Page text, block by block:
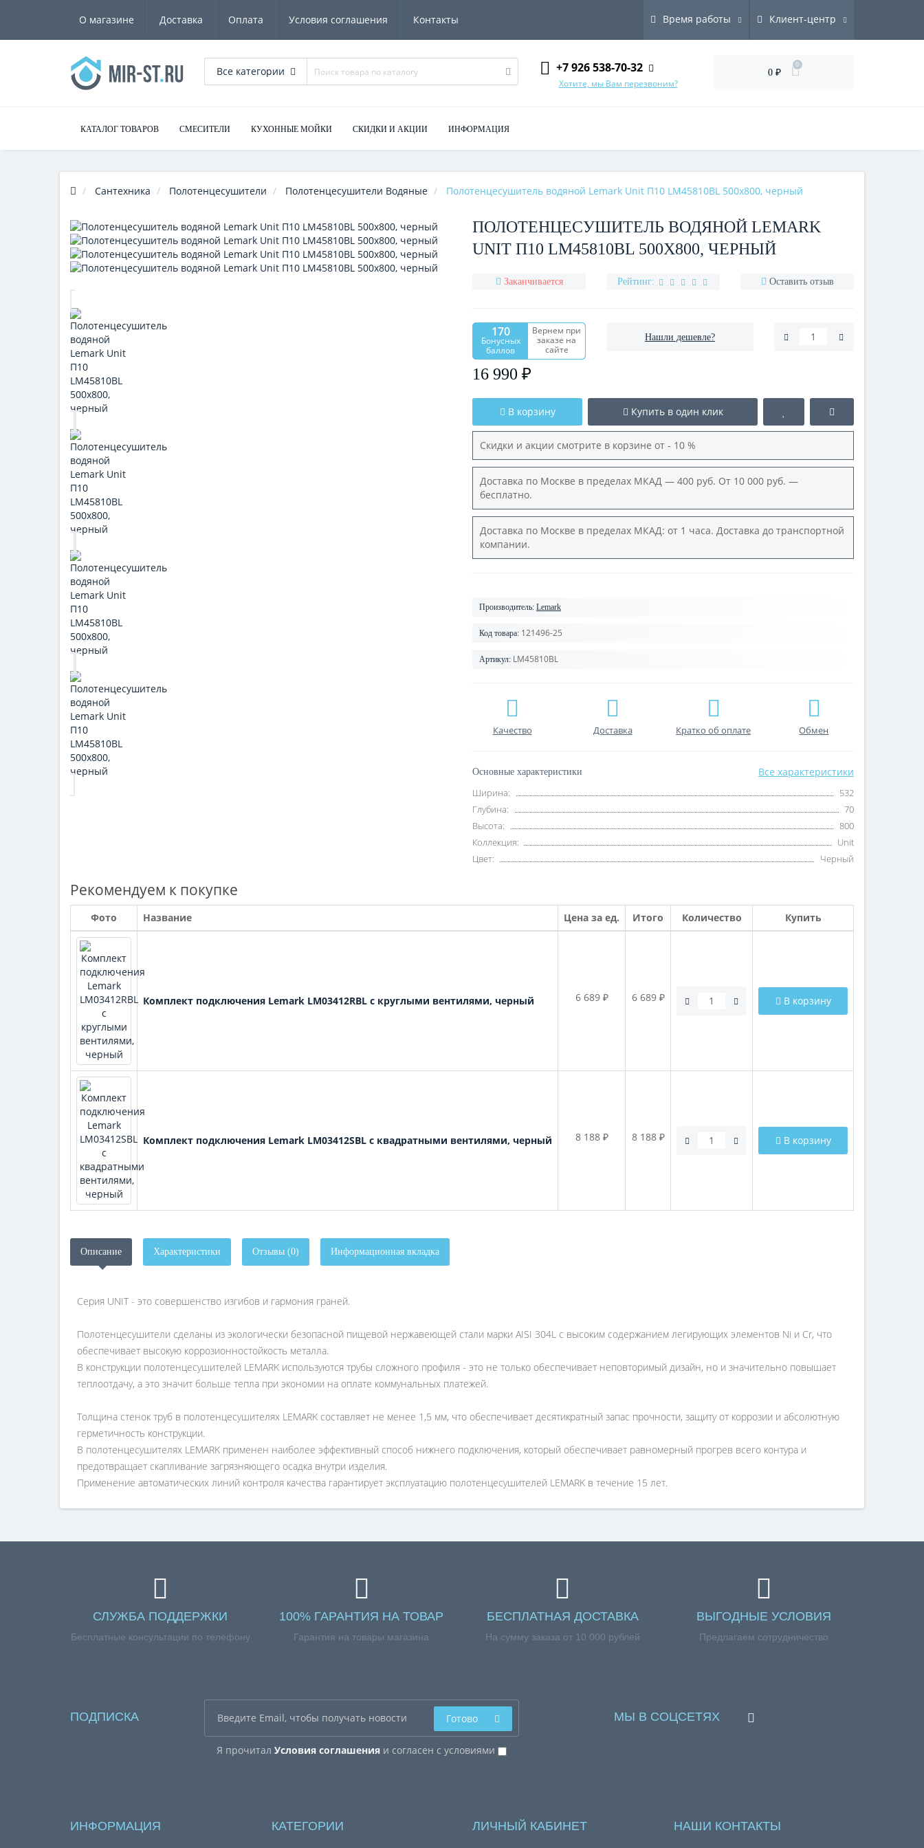
О магазине Доставка Оплата Условия соглашения Контакты Время работы Клиент-центр
Все категории +7 926 538-70-32
Хотите, мы Вам перезвоним?
0 ₽
0
КАТАЛОГ ТОВАРОВ СМЕСИТЕЛИ КУХОННЫЕ МОЙКИ СКИДКИ И АКЦИИ ИНФОРМАЦИЯ
Сантехника Полотенцесушители Полотенцесушители Водяные Полотенцесушитель водяной Lemark Unit П10 LM45810BL 500x800, черный
ПОЛОТЕНЦЕСУШИТЕЛЬ ВОДЯНОЙ LEMARK
UNIT П10 LM45810BL 500X800, ЧЕРНЫЙ
Заканчивается Рейтинг: Оставить отзыв
170
Бонусных
баллов
Вернем при
заказе на
сайте
16 990 ₽
Нашли дешевле?
В корзину Купить в один клик
Скидки и акции смотрите в корзине от - 10 %
Доставка по Москве в пределах МКАД — 400 руб. От 10 000 руб. —
бесплатно.
Доставка по Москве в пределах МКАД: от 1 часа. Доставка до транспортной
компании.
Производитель: Lemark
Код товара: 121496-25
Артикул: LM45810BL
Качество Доставка Кратко об оплате Обмен
Основные характеристики Все характеристики
Ширина:
532
Глубина:
70
Высота:
800
Коллекция:
Unit
Цвет:
Черный
Рекомендуем к покупке
Фото Название Цена за ед. Итого Количество Купить
Комплект подключения Lemark LM03412RBL с круглыми вентилями, черный 6 689 ₽ 6 689 ₽ В корзину
Комплект подключения Lemark LM03412SBL с квадратными вентилями, черный 8 188 ₽ 8 188 ₽ В корзину
Описание Характеристики Отзывы (0) Информационная вкладка
Серия UNIT - это совершенство изгибов и гармония граней.
Полотенцесушители сделаны из экологически безопасной пищевой нержавеющей стали марки AISI 304L с высоким содержанием легирующих элементов Ni и Cr, что
обеспечивает высокую коррозионностойкость металла.
В конструкции полотенцесушителей LEMARK используются трубы сложного профиля - это не только обеспечивает неповторимый дизайн, но и значительно повышает
теплоотдачу, а это значит больше тепла при экономии на оплате коммунальных платежей.
Толщина стенок труб в полотенцесушителях LEMARK составляет не менее 1,5 мм, что обеспечивает десятикратный запас прочности, защиту от коррозии и абсолютную
герметичность конструкции.
В полотенцесушителях LEMARK применен наиболее эффективный способ нижнего подключения, который обеспечивает равномерный прогрев всего контура и
предотвращает скапливание загрязняющего осадка внутри изделия.
Применение автоматических линий контроля качества гарантирует эксплуатацию полотенцесушителей LEMARK в течение 15 лет.
СЛУЖБА ПОДДЕРЖКИ
Бесплатные консультации по телефону
100% ГАРАНТИЯ НА ТОВАР
Гарантия на товары магазина
БЕСПЛАТНАЯ ДОСТАВКА
На сумму заказа от 10 000 рублей
ВЫГОДНЫЕ УСЛОВИЯ
Предлагаем сотрудничество
ПОДПИСКА
Я прочитал Условия соглашенияи согласен с условиями
Готово МЫ В СОЦСЕТЯХ
ИНФОРМАЦИЯ КАТЕГОРИИ ЛИЧНЫЙ КАБИНЕТ НАШИ КОНТАКТЫ